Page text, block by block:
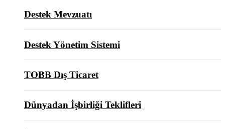
Destek Mevzuatı
Destek Yönetim Sistemi
TOBB Dış Ticaret
Dünyadan İşbirliği Teklifleri